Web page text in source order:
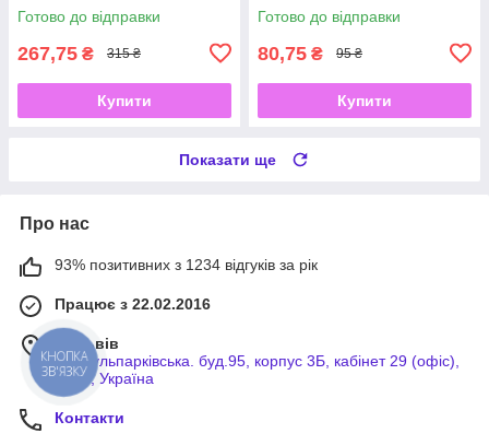
Готово до відправки
267,75 ₴ 315 ₴
Купити
Готово до відправки
80,75 ₴ 95 ₴
Купити
Показати ще
Про нас
93% позитивних з 1234 відгуків за рік
Працює з 22.02.2016
м. Львів
вул.Кульпарківська. буд.95, корпус 3Б, кабінет 29 (офіс),
Львів, Україна
Контакти
КНОПКА
ЗВ'ЯЗКУ